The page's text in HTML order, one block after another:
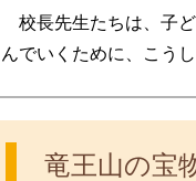
校長先生たちは、子
んでいくために、こう
竜王山の宝